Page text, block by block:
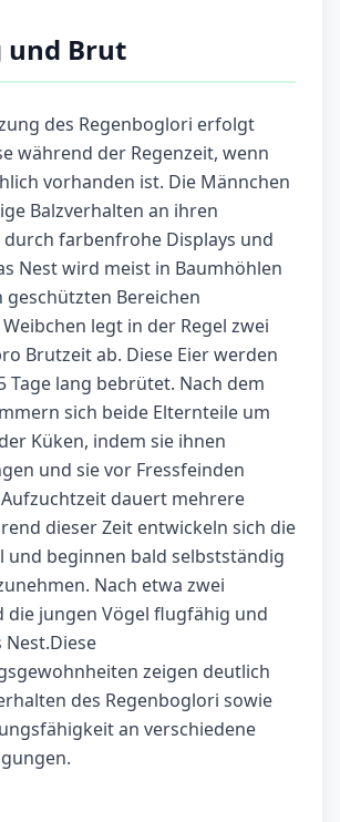
und Brut
des Regenboglori erfolgt
während der Regenzeit, wenn
vorhanden ist. Die Männchen
Balzverhalten an ihren
farbenfrohe Displays und
Nest wird meist in Baumhöhlen
geschützten Bereichen
legt in der Regel zwei
Brutzeit ab. Diese Eier werden
Tage lang bebrütet. Nach dem
sich beide Elternteile um
Küken, indem sie ihnen
und sie vor Fressfeinden
dauert mehrere
dieser Zeit entwickeln sich die
und beginnen bald selbstständig
Nach etwa zwei
die jungen Vögel flugfähig und
Nest.Diese
zeigen deutlich
des Regenboglori sowie
an verschiedene